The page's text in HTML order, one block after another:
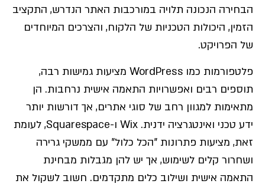
הבחירה הנכונה תלויה במורכבות האתר הנדרש, התקציב
הזמין, היכולות הטכניות של הלקוח, והצרכים המיוחדים
של הפרויקט.
פלטפורמות כמו WordPress מציעות גמישות רבה,
תוספים רבים ואפשרויות התאמה אישית נרחבות. הן
מתאימות למגוון רחב של סוגי אתרים, אך דורשות יותר
ידע טכני ואינטגרציה ידנית. Wix ו-Squarespace, לעומת
זאת, מציעות פתרונות "הכל כלול" עם ממשקי גרירה
ושחרור קלים לשימוש, אך יש להן מגבלות מבחינת
התאמה אישית ושילוב כלים מתקדמים. חשוב לשקול את